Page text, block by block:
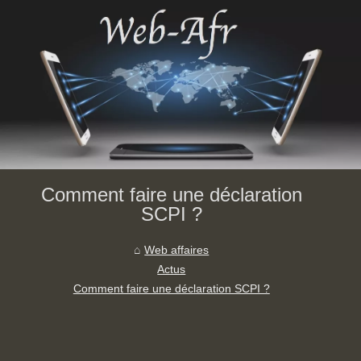
Comment faire une déclaration
SCPI ?
Web affaires
Actus
Comment faire une déclaration SCPI ?